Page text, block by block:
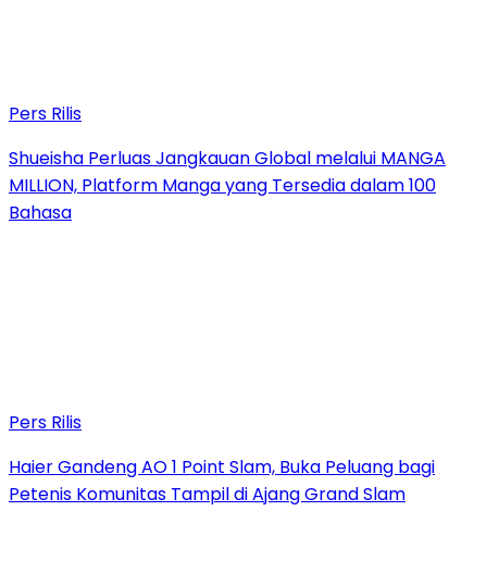
Pers Rilis
Shueisha Perluas Jangkauan Global melalui MANGA
MILLION, Platform Manga yang Tersedia dalam 100
Bahasa
Pers Rilis
Haier Gandeng AO 1 Point Slam, Buka Peluang bagi
Petenis Komunitas Tampil di Ajang Grand Slam